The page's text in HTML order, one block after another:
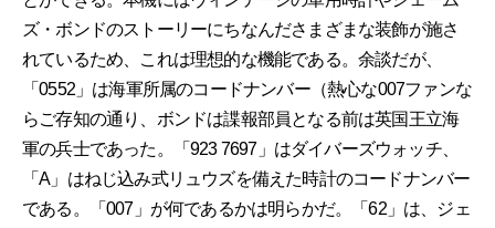
ズ・ボンドのストーリーにちなんださまざまな装飾が施さ
れているため、これは理想的な機能である。余談だが、
「0552」は海軍所属のコードナンバー（熱心な007ファンな
らご存知の通り、ボンドは諜報部員となる前は英国王立海
軍の兵士であった。「923 7697」はダイバーズウォッチ、
「A」はねじ込み式リュウズを備えた時計のコードナンバー
である。「007」が何であるかは明らかだ。「62」は、ジェ